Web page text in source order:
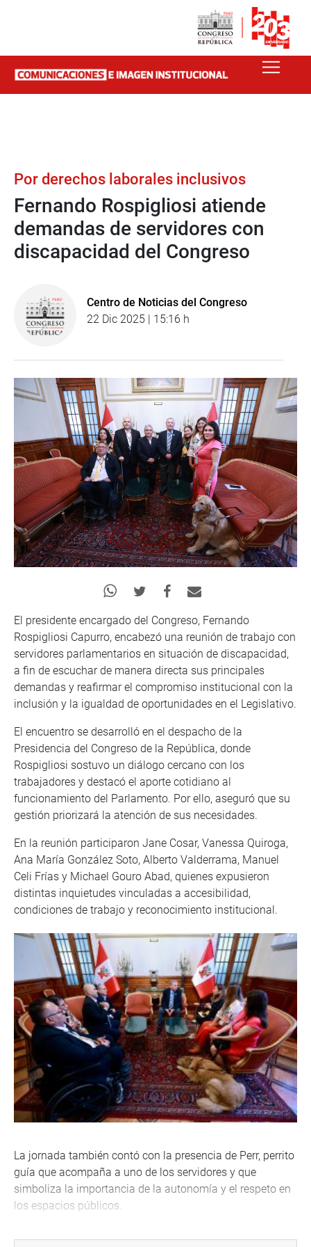
Por derechos laborales inclusivos
Fernando Rospigliosi atiende
demandas de servidores con
discapacidad del Congreso
Centro de Noticias del Congreso
22 Dic 2025 | 15:16 h
El presidente encargado del Congreso, Fernando
Rospigliosi Capurro, encabezó una reunión de trabajo con
servidores parlamentarios en situación de discapacidad,
a fin de escuchar de manera directa sus principales
demandas y reafirmar el compromiso institucional con la
inclusión y la igualdad de oportunidades en el Legislativo.
El encuentro se desarrolló en el despacho de la
Presidencia del Congreso de la República, donde
Rospigliosi sostuvo un diálogo cercano con los
trabajadores y destacó el aporte cotidiano al
funcionamiento del Parlamento. Por ello, aseguró que su
gestión priorizará la atención de sus necesidades.
En la reunión participaron Jane Cosar, Vanessa Quiroga,
Ana María González Soto, Alberto Valderrama, Manuel
Celi Frías y Michael Gouro Abad, quienes expusieron
distintas inquietudes vinculadas a accesibilidad,
condiciones de trabajo y reconocimiento institucional.
La jornada también contó con la presencia de Perr, perrito
guía que acompaña a uno de los servidores y que
simboliza la importancia de la autonomía y el respeto en
los espacios públicos.